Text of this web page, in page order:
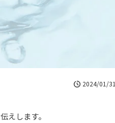
2024/01/31
えします。